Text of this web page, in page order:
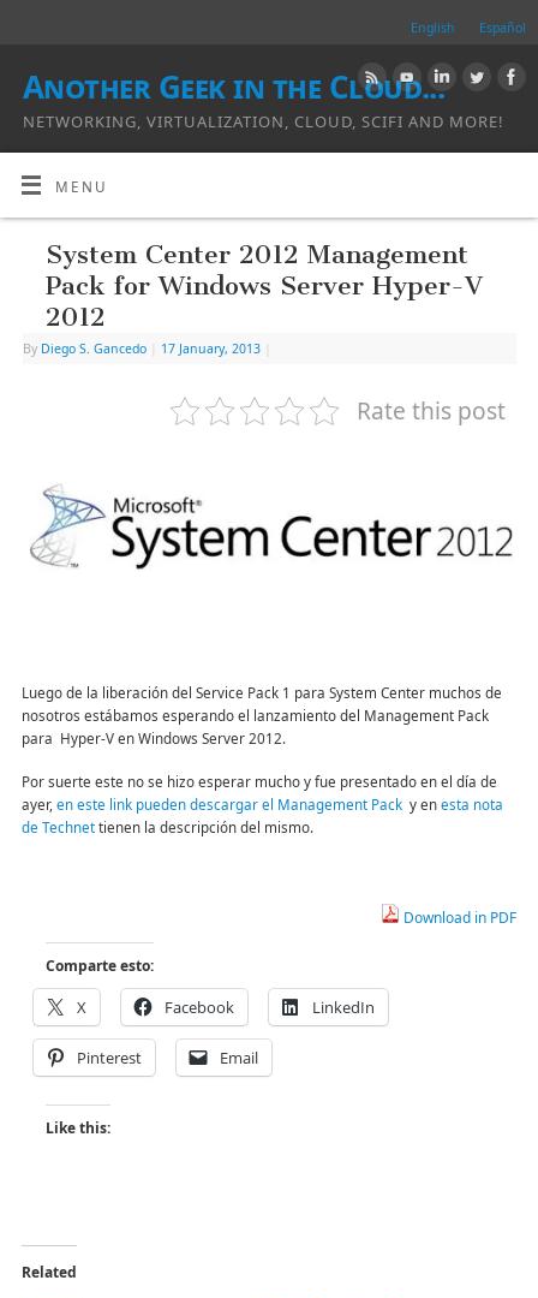
English Español
Another Geek in the Cloud...
NETWORKING, VIRTUALIZATION, CLOUD, SCIFI AND MORE!
MENU
System Center 2012 Management
Pack for Windows Server Hyper-V
2012
By Diego S. Gancedo 17 January, 2013
Rate this post
Luego de la liberación del Service Pack 1 para System Center muchos de
nosotros estábamos esperando el lanzamiento del Management Pack
para Hyper-V en Windows Server 2012.
Por suerte este no se hizo esperar mucho y fue presentado en el día de
ayer, en este link pueden descargar el Management Pack y enesta nota
de Technettienen la descripción del mismo.
Download in PDF
Comparte esto:
X Facebook LinkedIn
Pinterest Email
Like this:
Related